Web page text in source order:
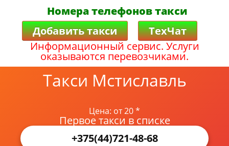
Номера телефонов такси
Добавить такси
ТехЧат
Информационный сервис. Услуги
оказываются перевозчиками.
Такси Мстиславль
Цена: от 20 *
Первое такси в списке
+375(44)721-48-68